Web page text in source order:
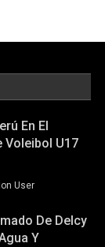
En El
Voleibol U17
User
De Delcy
Y